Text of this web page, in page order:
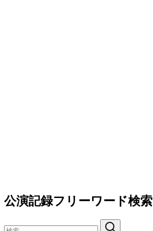
公演記録フリーワード検索